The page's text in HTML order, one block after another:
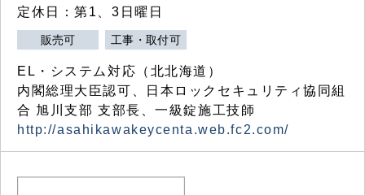
定休日：第1、3日曜日
販売可 工事・取付可
EL・システム対応（北北海道）
内閣総理大臣認可、日本ロックセキュリティ協同組
合 旭川支部 支部長、一級錠施工技師
http://asahikawakeycenta.web.fc2.com/